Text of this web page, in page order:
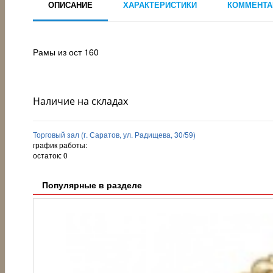
ОПИСАНИЕ ХАРАКТЕРИСТИКИ
Рамы из ост 160
Наличие на складах
Торговый зал (г. Саратов, ул. Радищева, 30/59)
график работы:
остаток:0
Популярные в разделе